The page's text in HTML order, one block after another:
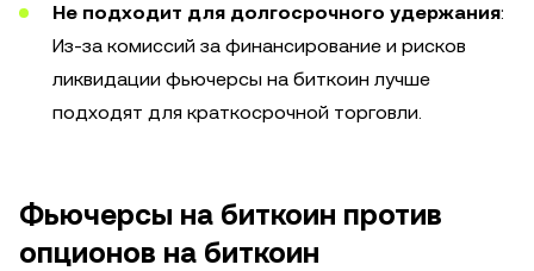
Не подходит для долгосрочного удержания:
Из-за комиссий за финансирование и рисков
ликвидации фьючерсы на биткоин лучше
подходят для краткосрочной торговли.
Фьючерсы на биткоин против
опционов на биткоин